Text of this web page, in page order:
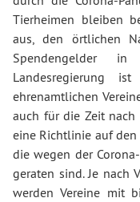
Tierheimen bleiben
aus, den örtlichen
Spendengelder
Landesregierung
ehrenamtlichen
auch für die Zeit nach
eine Richtlinie auf den
die wegen der
geraten sind. Je nach
werden Vereine mit